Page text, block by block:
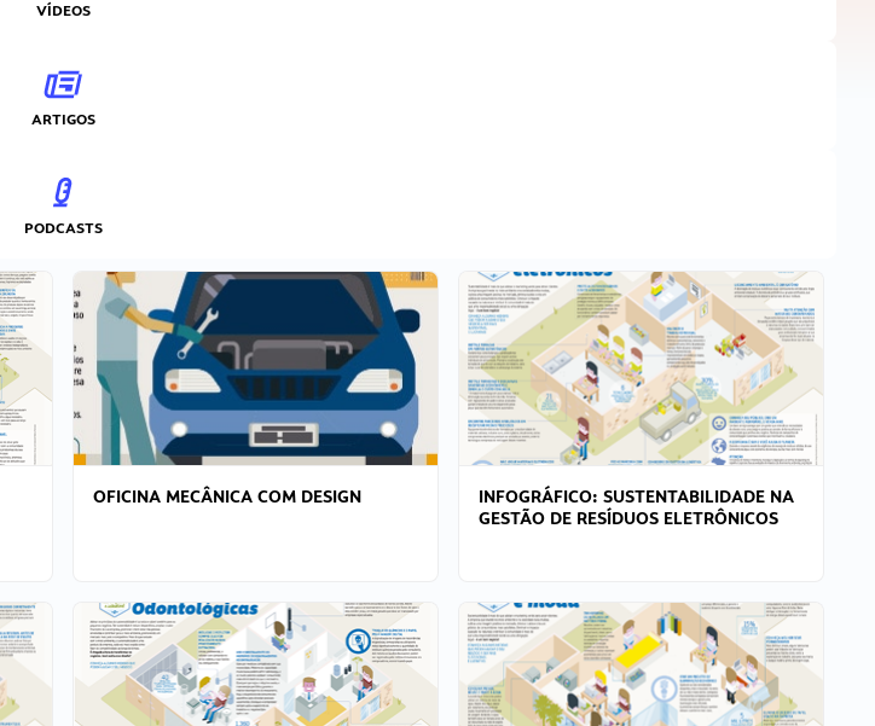
VÍDEOS
ARTIGOS
PODCASTS
OFICINA MECÂNICA COM DESIGN
INFOGRÁFICO: SUSTENTABILIDADE NA
GESTÃO DE RESÍDUOS ELETRÔNICOS